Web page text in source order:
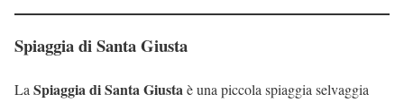
Spiaggia di Santa Giusta
La Spiaggia di Santa Giustaè una piccola spiaggia selvaggia